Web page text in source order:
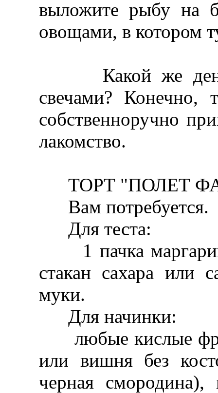
выложите рыбу на
овощами, в котором
Какой же день
свечами?
собственноручно
лакомство.
ТОРТ "ПОЛЕТ
Вам потребуется.
Для теста:
1 пачка
стакан сахара или
муки.
Для начинки:
любые кислые
или вишня без
черная смородина),